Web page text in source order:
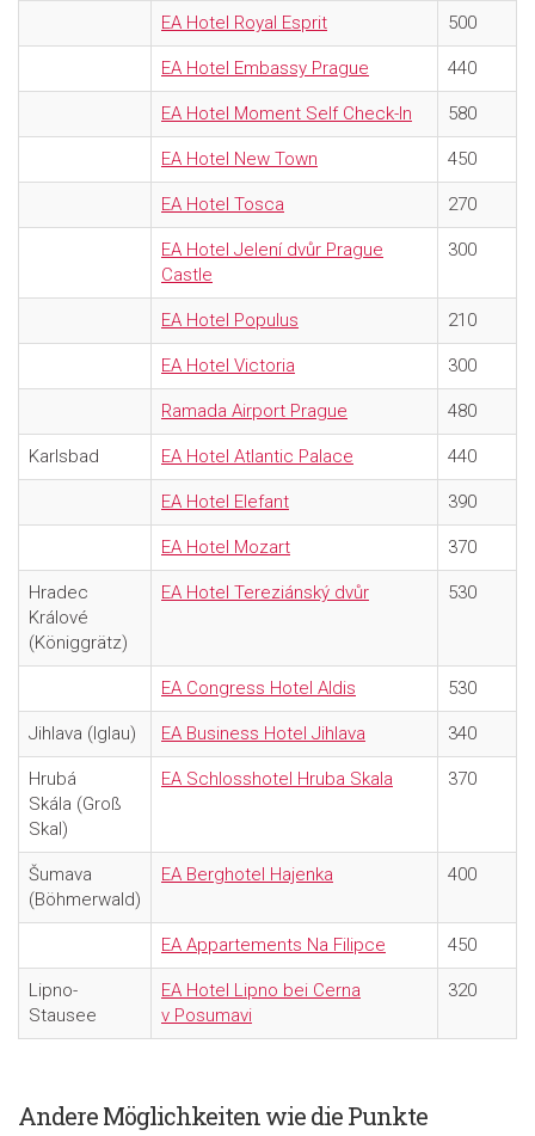
EA Hotel Royal Esprit 500
EA Hotel Embassy Prague 440
EA Hotel Moment Self Check-In 580
EA Hotel New Town 450
EA Hotel Tosca 270
EA Hotel Jelení dvůr Prague
Castle
300
EA Hotel Populus 210
EA Hotel Victoria 300
Ramada Airport Prague 480
Karlsbad EA Hotel Atlantic Palace 440
EA Hotel Elefant 390
EA Hotel Mozart 370
Hradec
Králové
(Königgrätz)
EA Hotel Tereziánský dvůr 530
EA Congress Hotel Aldis 530
Jihlava (Iglau) EA Business Hotel Jihlava 340
Hrubá
Skála (Groß
Skal)
EA Schlosshotel Hruba Skala 370
Šumava
(Böhmerwald)
EA Berghotel Hajenka 400
EA Appartements Na Filipce 450
Lipno-
Stausee
EA Hotel Lipno bei Cerna
v Posumavi
320
Andere Möglichkeiten wie die Punkte